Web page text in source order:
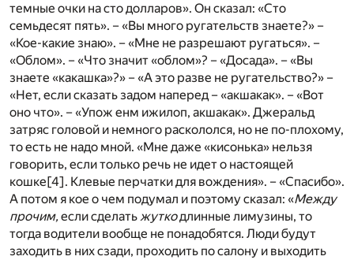
темные очки на сто долларов». Он сказал: «Сто
семьдесят пять». – «Вы много ругательств знаете?» –
«Кое-какие знаю». – «Мне не разрешают ругаться». –
«Облом». – «Что значит «облом»? – «Досада». – «Вы
знаете «какашка»?» – «А это разве не ругательство?» –
«Нет, если сказать задом наперед – «акшакак». – «Вот
оно что». – «Упож енм ижилоп, акшакак». Джеральд
затряс головой и немного раскололся, но не по-плохому,
то есть не надо мной. «Мне даже «кисонька» нельзя
говорить, если только речь не идет о настоящей
кошке [4] . Клевые перчатки для вождения». – «Спасибо».
А потом я кое о чем подумал и поэтому сказал: «Между
прочим, если сделатьжуткодлинные лимузины, то
тогда водители вообще не понадобятся. Люди будут
заходить в них сзади, проходить по салону и выходить